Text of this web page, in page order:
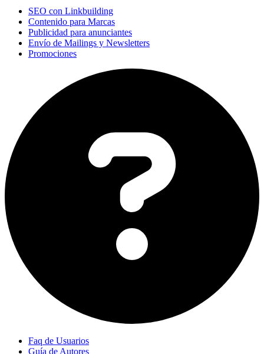
SEO con Linkbuilding
Contenido para Marcas
Publicidad para anunciantes
Envío de Mailings y Newsletters
Promociones
Faq de Usuarios
Guía de Autores